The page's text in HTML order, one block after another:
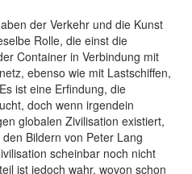
der Verkehr und die Kunst
Rolle, die einst die
Container in Verbindung mit
ebenso wie mit Lastschiffen,
ist eine Erfindung, die
doch wenn irgendein
globalen Zivilisation existiert,
Bildern von Peter Lang
scheinbar noch nicht
ist jedoch wahr, wovon schon